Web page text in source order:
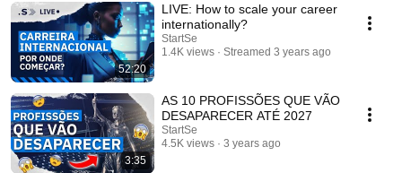
52:20
LIVE: How to scale your career
internationally?
StartSe
1.4K views
Streamed 3 years ago
3:35
AS 10 PROFISSÕES QUE VÃO
DESAPARECER ATÉ 2027
StartSe
4.5K views
3 years ago